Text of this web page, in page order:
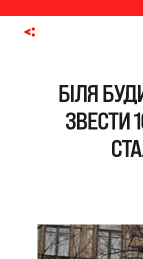
БІЛЯ
ЗВЕСТИ